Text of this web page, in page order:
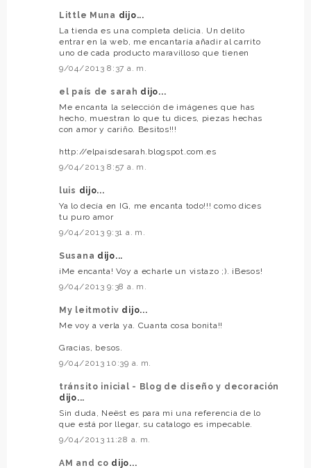
Little Muna dijo...
La tienda es una completa delicia. Un delito
entrar en la web, me encantaría añadir al carrito
uno de cada producto maravilloso que tienen
9/04/2013 8:37 a. m.
el país de sarah dijo...
Me encanta la selección de imágenes que has
hecho, muestran lo que tu dices, piezas hechas
con amor y cariño. Besitos!!!
http://elpaisdesarah.blogspot.com.es
9/04/2013 8:57 a. m.
luis dijo...
Ya lo decía en IG, me encanta todo!!! como dices
tu puro amor
9/04/2013 9:31 a. m.
Susana dijo...
¡Me encanta! Voy a echarle un vistazo ;). ¡Besos!
9/04/2013 9:38 a. m.
My leitmotiv dijo...
Me voy a verla ya. Cuanta cosa bonita!!
Gracias, besos.
9/04/2013 10:39 a. m.
tránsito inicial - Blog de diseño y decoración
dijo...
Sin duda, Neëst es para mi una referencia de lo
que está por llegar, su catalogo es impecable.
9/04/2013 11:28 a. m.
AM and co dijo...